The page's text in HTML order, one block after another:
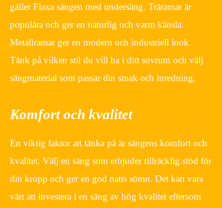
gäller Flaxa sängen med undersäng. Träramar är
populära och ger en naturlig och varm känsla.
Metallramar ger en modern och industriell look.
Tänk på vilken stil du vill ha i ditt sovrum och välj
sängmaterial som passar din smak och inredning.
Komfort och kvalitet
En viktig faktor att tänka på är sängens komfort och
kvalitet. Välj en säng som erbjuder tillräcklig stöd för
din kropp och ger en god natts sömn. Det kan vara
värt att investera i en säng av hög kvalitet eftersom